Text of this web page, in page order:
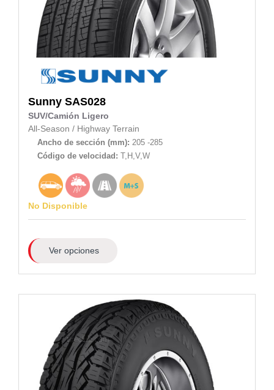
Sunny SAS028
SUV/Camión Ligero
All-Season / Highway Terrain
Ancho de sección (mm): 205 -285
Código de velocidad: T,H,V,W
No Disponible
Ver opciones